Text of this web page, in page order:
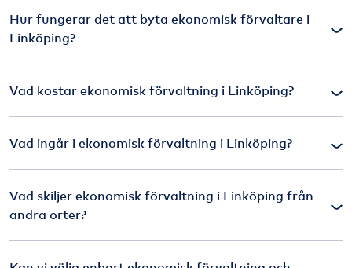
Hur fungerar det att byta ekonomisk förvaltare i
Linköping?
Vad kostar ekonomisk förvaltning i Linköping?
Vad ingår i ekonomisk förvaltning i Linköping?
Vad skiljer ekonomisk förvaltning i Linköping från
andra orter?